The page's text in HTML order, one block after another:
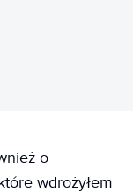
o
wdrożyłem